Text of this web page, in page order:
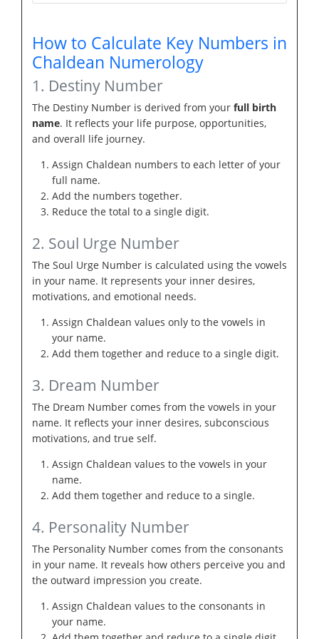
How to Calculate Key Numbers in
Chaldean Numerology
1. Destiny Number
The Destiny Number is derived from your full birth
name. It reflects your life purpose, opportunities,
and overall life journey.
Assign Chaldean numbers to each letter of your
full name.
Add the numbers together.
Reduce the total to a single digit.
2. Soul Urge Number
The Soul Urge Number is calculated using the vowels
in your name. It represents your inner desires,
motivations, and emotional needs.
Assign Chaldean values only to the vowels in
your name.
Add them together and reduce to a single digit.
3. Dream Number
The Dream Number comes from the vowels in your
name. It reflects your inner desires, subconscious
motivations, and true self.
Assign Chaldean values to the vowels in your
name.
Add them together and reduce to a single.
4. Personality Number
The Personality Number comes from the consonants
in your name. It reveals how others perceive you and
the outward impression you create.
Assign Chaldean values to the consonants in
your name.